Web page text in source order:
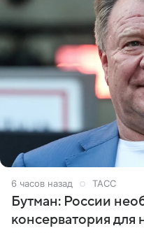
6 часов назад ТАСС
Бутман: России
консерватория для